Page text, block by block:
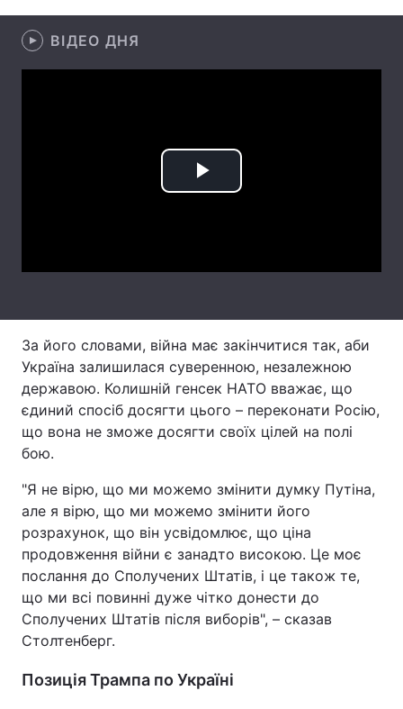
Лонгріди
ВІДЕО ДНЯ
Play
За його словами, війна має закінчитися так, аби
Україна залишилася суверенною, незалежною
державою. Колишній генсек НАТО вважає, що
єдиний спосіб досягти цього – переконати Росію,
що вона не зможе досягти своїх цілей на полі
бою.
"Я не вірю, що ми можемо змінити думку Путіна,
але я вірю, що ми можемо змінити його
розрахунок, що він усвідомлює, що ціна
продовження війни є занадто високою. Це моє
послання до Сполучених Штатів, і це також те,
що ми всі повинні дуже чітко донести до
Сполучених Штатів після виборів", – сказав
Столтенберг.
Позиція Трампа по Україні